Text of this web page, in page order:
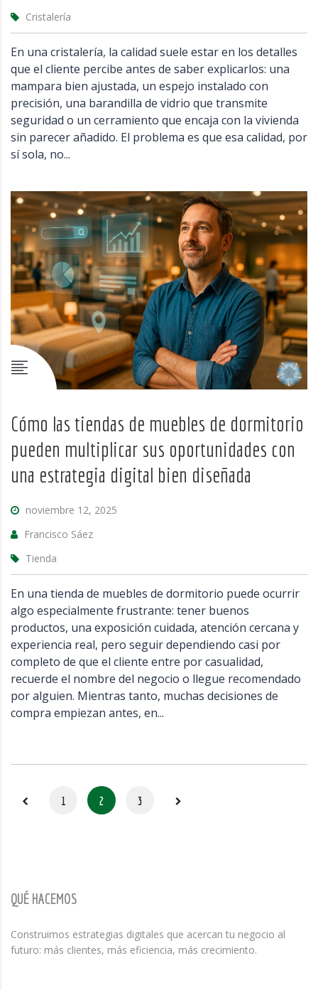
Cristalería
En una cristalería, la calidad suele estar en los detalles
que el cliente percibe antes de saber explicarlos: una
mampara bien ajustada, un espejo instalado con
precisión, una barandilla de vidrio que transmite
seguridad o un cerramiento que encaja con la vivienda
sin parecer añadido. El problema es que esa calidad, por
sí sola, no...
Cómo las tiendas de muebles de dormitorio
pueden multiplicar sus oportunidades con
una estrategia digital bien diseñada
noviembre 12, 2025
Francisco Sáez
Tienda
En una tienda de muebles de dormitorio puede ocurrir
algo especialmente frustrante: tener buenos
productos, una exposición cuidada, atención cercana y
experiencia real, pero seguir dependiendo casi por
completo de que el cliente entre por casualidad,
recuerde el nombre del negocio o llegue recomendado
por alguien. Mientras tanto, muchas decisiones de
compra empiezan antes, en...
1 2 3
QUÉ HACEMOS
Construimos estrategias digitales que acercan tu negocio al
futuro: más clientes, más eficiencia, más crecimiento.